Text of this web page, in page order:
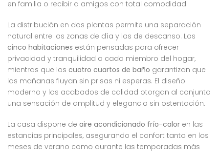
en familia o recibir a amigos con total comodidad.
La distribución en dos plantas permite una separación
natural entre las zonas de día y las de descanso. Las
cinco habitaciones están pensadas para ofrecer
privacidad y tranquilidad a cada miembro del hogar,
mientras que los cuatro cuartos de baño garantizan que
las mañanas fluyan sin prisas ni esperas. El diseño
moderno y los acabados de calidad otorgan al conjunto
una sensación de amplitud y elegancia sin ostentación.
La casa dispone de aire acondicionado frío-calor en las
estancias principales, asegurando el confort tanto en los
meses de verano como durante las temporadas más